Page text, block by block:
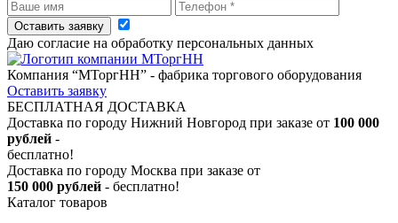
Оставить заявку
Даю согласие на обработку персональных данных
Компания “МТоргНН” - фабрика торгового оборудования
Оставить заявку
БЕСПЛАТНАЯ ДОСТАВКА
Доставка по городу Нижний Новгород при заказе от 100 000
рублей -
бесплатно!
Доставка по городу Москва при заказе от
150 000 рублей - бесплатно!
Каталог товаров